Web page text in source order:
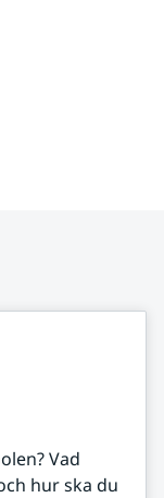
Vad
hur ska du